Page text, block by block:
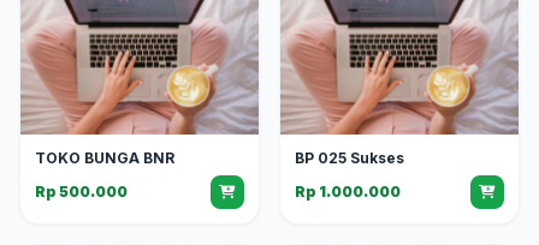
TOKO BUNGA BNR
Rp 500.000
BP 025 Sukses
Rp 1.000.000